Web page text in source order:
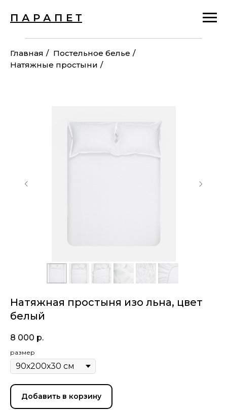
П А Р А П Е Т
Главная / Постельное белье /
Натяжные простыни /
Натяжная простыня изо льна, цвет
белый
8 000 р.
размер
Добавить в корзину